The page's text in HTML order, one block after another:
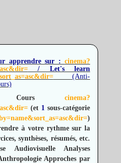
apprendre sur :cinema?
/ Let's learn
(Anti-
cinema?
(et 1 sous-catégorie
)
à votre rythme sur la
synthèses, résumés, etc.
Audiovisuelle
Analyses
Approches par